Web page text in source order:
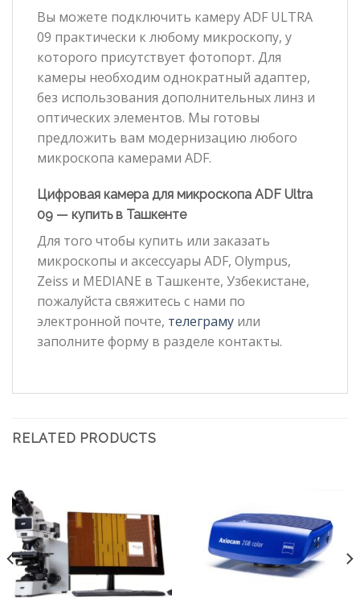
Вы можете подключить камеру ADF ULTRA
09 практически к любому микроскопу, у
которого присутствует фотопорт. Для
камеры необходим однократный адаптер,
без использования дополнительных линз и
оптических элементов. Мы готовы
предложить вам модернизацию любого
микроскопа камерами ADF.
Цифровая камера для микроскопа ADF Ultra
09 — купить в Ташкенте
Для того чтобы купить или заказать
микроскопы и аксессуары ADF, Olympus,
Zeiss и MEDIANE в Ташкенте, Узбекистане,
пожалуйста свяжитесь с нами по
электронной почте, телеграму или
заполните форму в разделе контакты.
RELATED PRODUCTS